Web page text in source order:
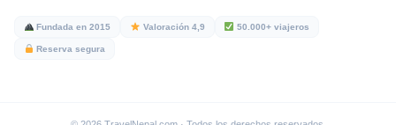
Fundada en 2015 Valoración 4,9 50.000+ viajeros
Reserva segura